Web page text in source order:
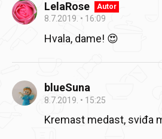
LelaRose Autor
8.7.2019. 16:09
Hvala, dame! 😍
blueSuna
8.7.2019. 15:25
Kremast medast, sviđa